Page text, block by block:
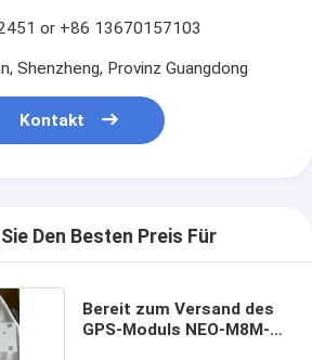
or +86 13670157103
Shenzheng, Provinz Guangdong
Kontakt
Den Besten Preis Für
Bereit zum Versand des
GPS-Moduls NEO-M8M-